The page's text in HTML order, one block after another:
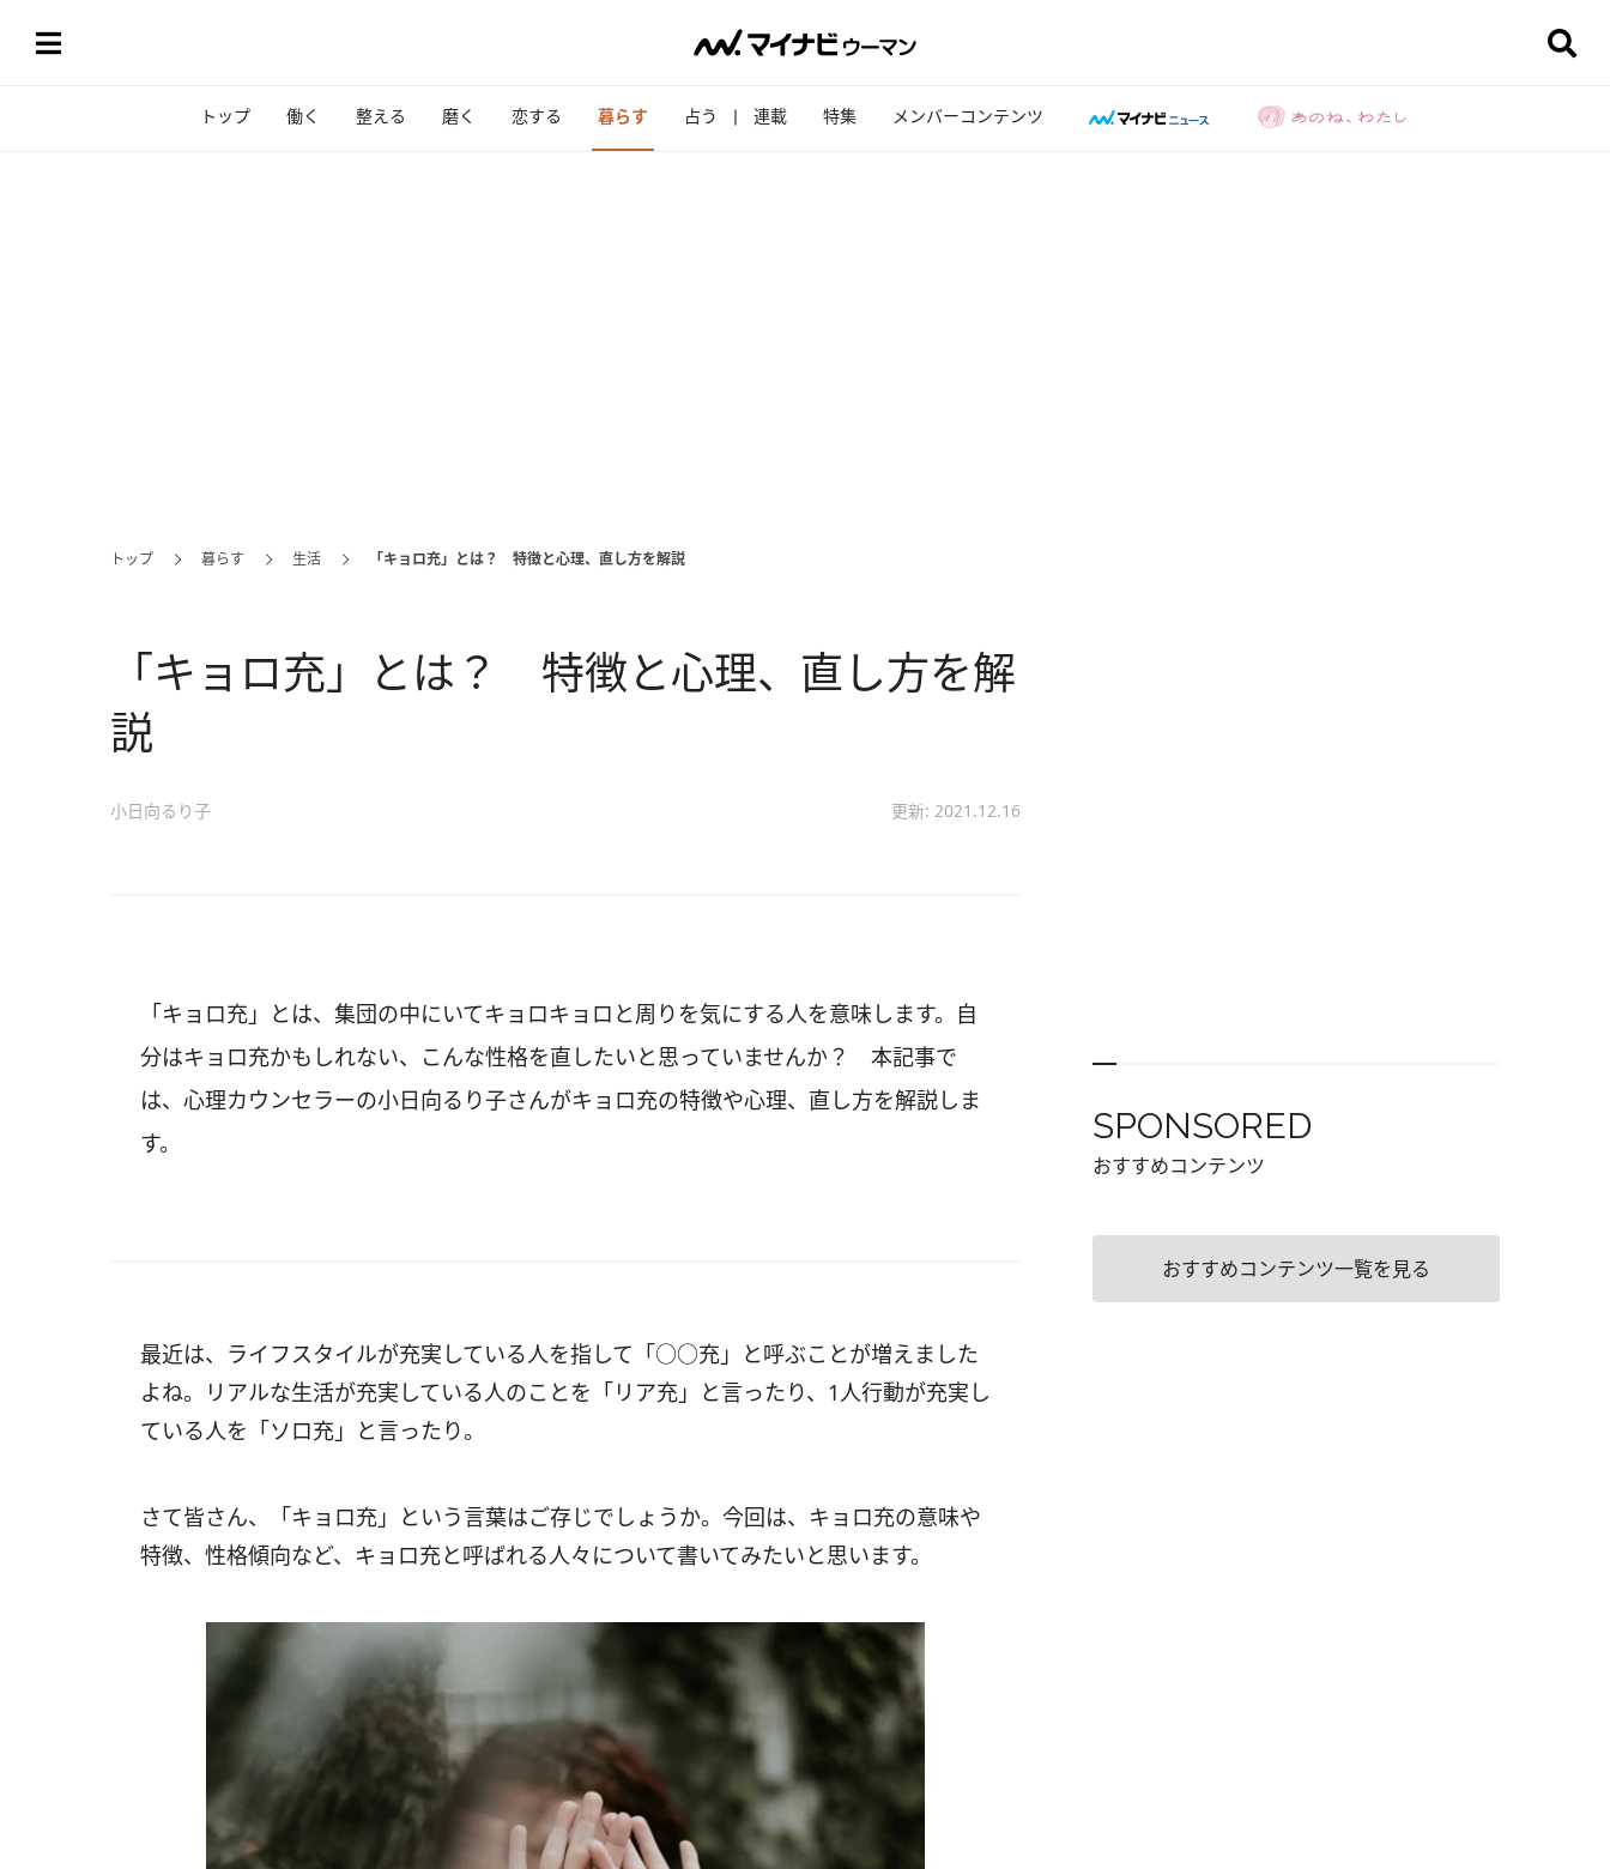
トップ 働く 整える 磨く 恋する 暮らす 占う 連載 特集 メンバーコンテンツ
トップ 暮らす 生活 「キョロ充」とは？ 特徴と心理、直し方を解説
「キョロ充」とは？ 特徴と心理、直し方を解
説
小日向るり子 更新: 2021.12.16
「キョロ充」とは、集団の中にいてキョロキョロと周りを気にする人を意味します。自
分はキョロ充かもしれない、こんな性格を直したいと思っていませんか？ 本記事で
は、心理カウンセラーの小日向るり子さんがキョロ充の特徴や心理、直し方を解説しま
す。
最近は、ライフスタイルが充実している人を指して「○○充」と呼ぶことが増えました
よね。リアルな生活が充実している人のことを「リア充」と言ったり、1人行動が充実し
ている人を「ソロ充」と言ったり。
さて皆さん、「キョロ充」という言葉はご存じでしょうか。今回は、キョロ充の意味や
特徴、性格傾向など、キョロ充と呼ばれる人々について書いてみたいと思います。
SPONSORED
おすすめコンテンツ
おすすめコンテンツ一覧を見る